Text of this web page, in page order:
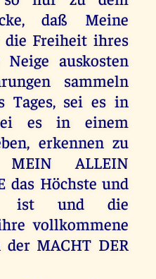
daß Meine
die Freiheit ihres
auskosten
sammeln
Tages, sei es in
es in einem
erkennen zu
ALLEIN
das Höchste und
ist und die
vollkommene
MACHT DER